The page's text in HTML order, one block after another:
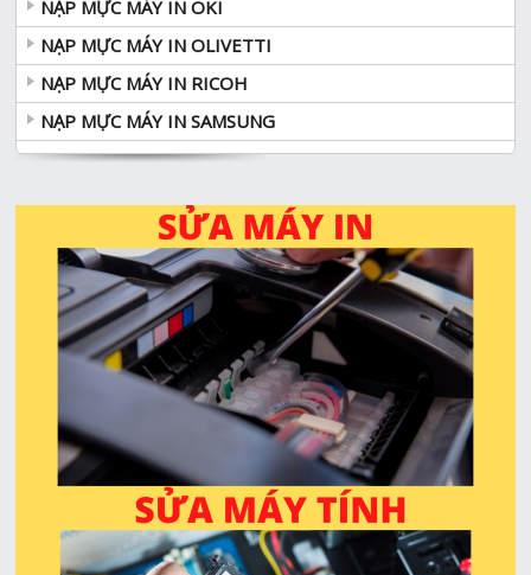
NẠP MỰC MÁY IN OKI
NẠP MỰC MÁY IN OLIVETTI
NẠP MỰC MÁY IN RICOH
NẠP MỰC MÁY IN SAMSUNG